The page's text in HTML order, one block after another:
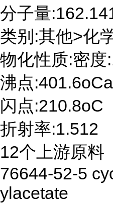
分子量
类别:其他>化
物化性质:密度
沸点
闪点:210.8oC
折射率:1.512
12个上游原料
76644-52-5
ylacetate